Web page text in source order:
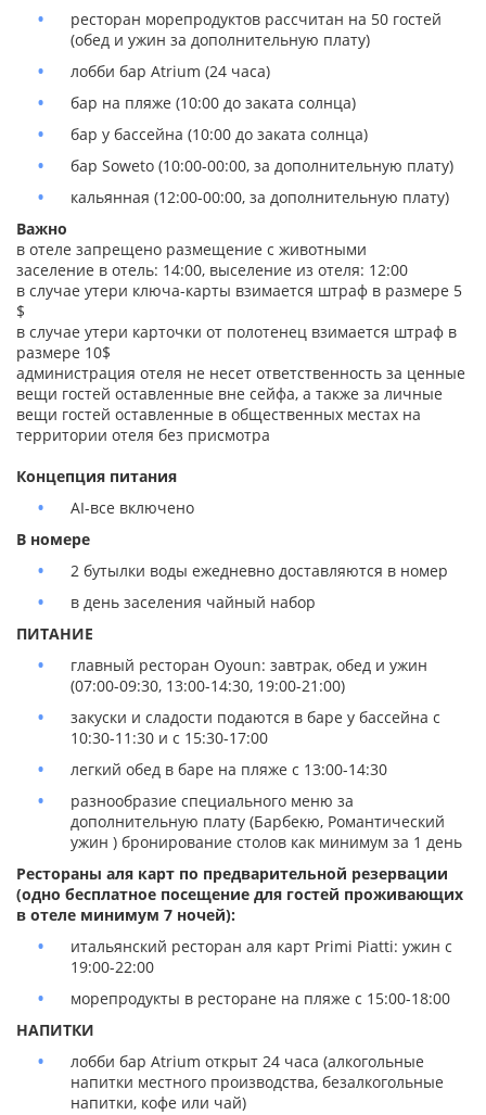
ресторан морепродуктов рассчитан на 50 гостей
(обед и ужин за дополнительную плату)
лобби бар Atrium (24 часа)
бар на пляже (10:00 до заката солнца)
бар у бассейна (10:00 до заката солнца)
бар Soweto (10:00-00:00, за дополнительную плату)
кальянная (12:00-00:00, за дополнительную плату)
Важно
в отеле запрещено размещение с животными
заселение в отель: 14:00, выселение из отеля: 12:00
в случае утери ключа-карты взимается штраф в размере 5
$
в случае утери карточки от полотенец взимается штраф в
размере 10$
администрация отеля не несет ответственность за ценные
вещи гостей оставленные вне сейфа, а также за личные
вещи гостей оставленные в общественных местах на
территории отеля без присмотра
Концепция питания
AI-все включено
В номере
2 бутылки воды ежедневно доставляются в номер
в день заселения чайный набор
ПИТАНИЕ
главный ресторан Oyoun: завтрак, обед и ужин
(07:00-09:30, 13:00-14:30, 19:00-21:00)
закуски и сладости подаются в баре у бассейна с
10:30-11:30 и с 15:30-17:00
легкий обед в баре на пляже с 13:00-14:30
разнообразие специального меню за
дополнительную плату (Барбекю, Романтический
ужин ) бронирование столов как минимум за 1 день
Рестораны аля карт по предварительной резервации
(одно бесплатное посещение для гостей проживающих
в отеле минимум 7 ночей):
итальянский ресторан аля карт Primi Piatti: ужин с
19:00-22:00
морепродукты в ресторане на пляже с 15:00-18:00
НАПИТКИ
лобби бар Atrium открыт 24 часа (алкогольные
напитки местного производства, безалкогольные
напитки, кофе или чай)